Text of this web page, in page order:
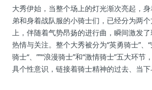
大秀伊始，当整个场上的灯光渐次亮起，
弟和身着战队服的小骑士们，已经分为两
上，伴随着气势昂扬的进行曲，瞬间激发
热情与关注。整个大秀被分为“英勇骑士”、
骑士“、””“浪漫骑士”和“激情骑士”五大环节
具个性意识，链接着骑士精神的过去、当下